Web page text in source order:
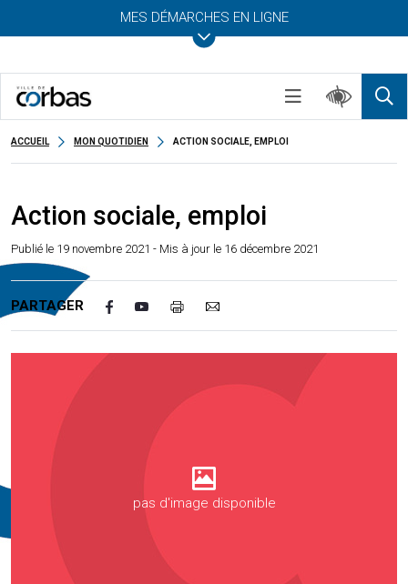
MES DÉMARCHES EN LIGNE
ACCUEIL MON QUOTIDIEN ACTION SOCIALE, EMPLOI
Action sociale, emploi
Publié le 19 novembre 2021 - Mis à jour le 16 décembre 2021
PARTAGER
pas d'image disponible